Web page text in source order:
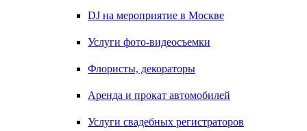
DJ на мероприятие в Москве
Услуги фото-видеосъемки
Флористы, декораторы
Аренда и прокат автомобилей
Услуги свадебных регистраторов